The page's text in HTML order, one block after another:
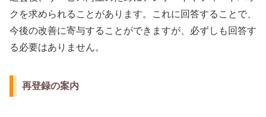
クを求められることがあります。これに回答することで、
今後の改善に寄与することができますが、必ずしも回答す
る必要はありません。
再登録の案内